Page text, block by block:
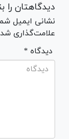
دیدگاهتان را
نشانی ایمیل
علامت‌گذاری
* دیدگاه